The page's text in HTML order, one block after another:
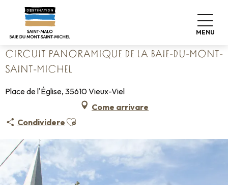
contenu
MENU
Home
Circuit panoramique de la Baie-du-Mont-Saint-Michel
CIRCUIT PANORAMIQUE DE LA BAIE-DU-MONT-
SAINT-MICHEL
Place de l'Église, 35610 Vieux-Viel
Come arrivare
Condividere Ajouter aux favoris